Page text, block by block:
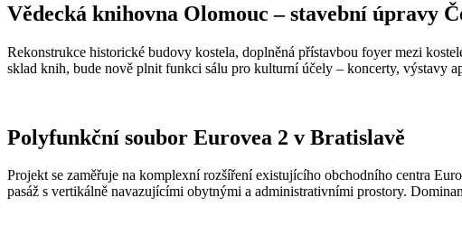
Vědecká knihovna Olomouc – stavební úpravy
Rekonstrukce historické budovy kostela, doplněná přístavbou foyer mezi
sklad knih, bude nově plnit funkci sálu pro kulturní účely – koncerty, výstavy
Polyfunkční soubor Eurovea 2 v Bratislavě
Projekt se zaměřuje na komplexní rozšíření existujícího obchodního centra
pasáž s vertikálně navazujícími obytnými a administrativními prostory.